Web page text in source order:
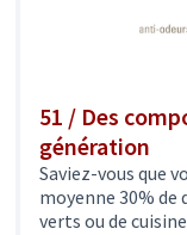
51 / Des
génération
Saviez-vous que
moyenne 30% de
verts ou de